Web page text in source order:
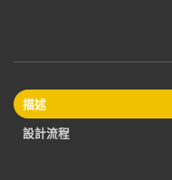
描述
設計流程